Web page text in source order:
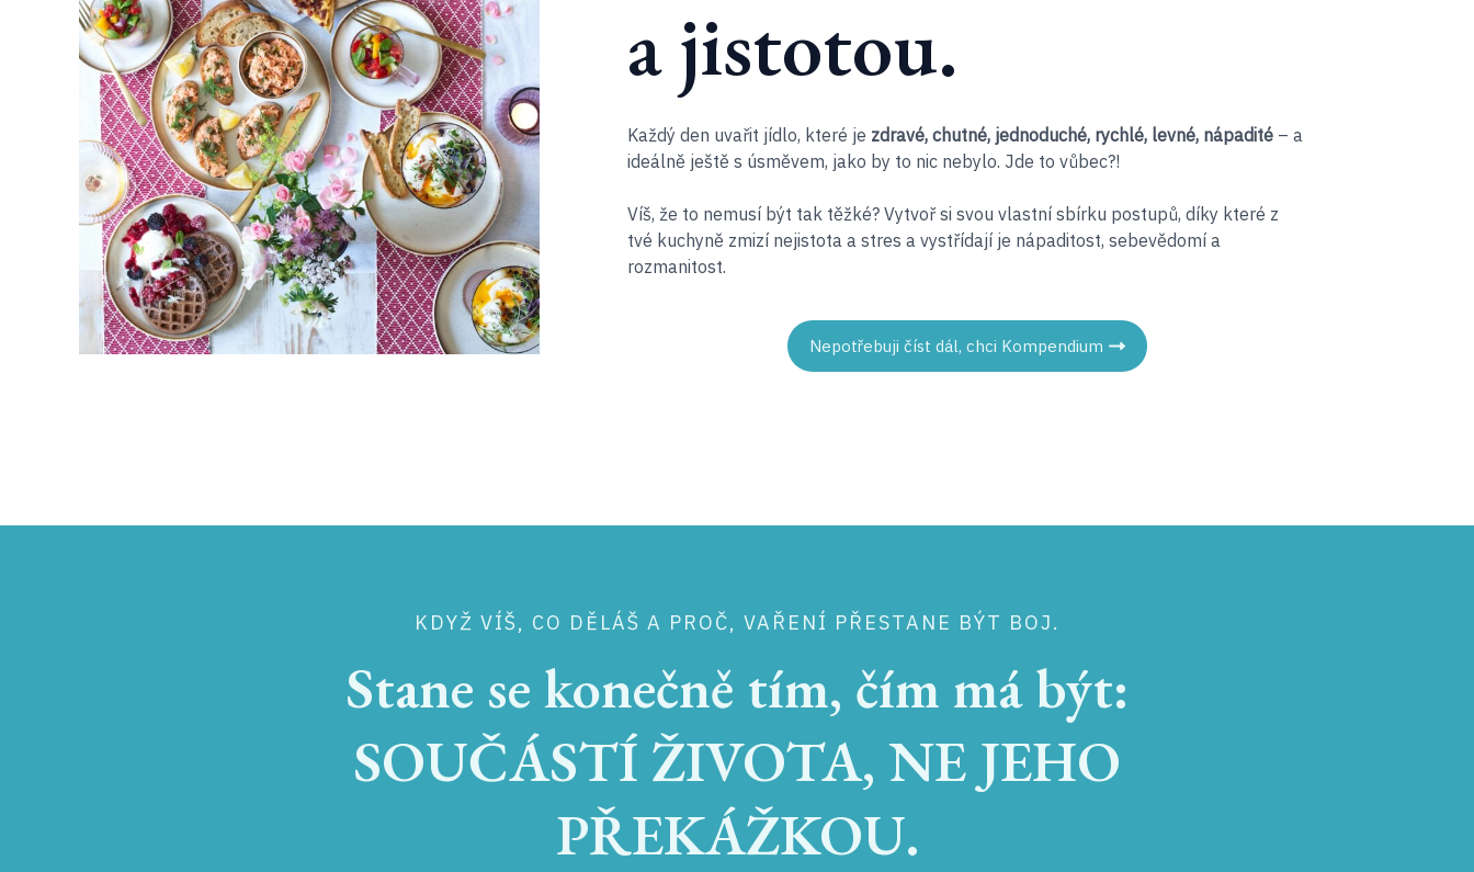
a jistotou.
Každý den uvařit jídlo, které je zdravé, chutné, jednoduché, rychlé, levné, nápadité – a
ideálně ještě s úsměvem, jako by to nic nebylo. Jde to vůbec?!
Víš, že to nemusí být tak těžké? Vytvoř si svou vlastní sbírku postupů, díky které z
tvé kuchyně zmizí nejistota a stres a vystřídají je nápaditost, sebevědomí a
rozmanitost.
Nepotřebuji číst dál, chci Kompendium
KDYŽ VÍŠ, CO DĚLÁŠ A PROČ, VAŘENÍ PŘESTANE BÝT BOJ.
Stane se konečně tím, čím má být:
SOUČÁSTÍ ŽIVOTA, NE JEHO
PŘEKÁŽKOU.